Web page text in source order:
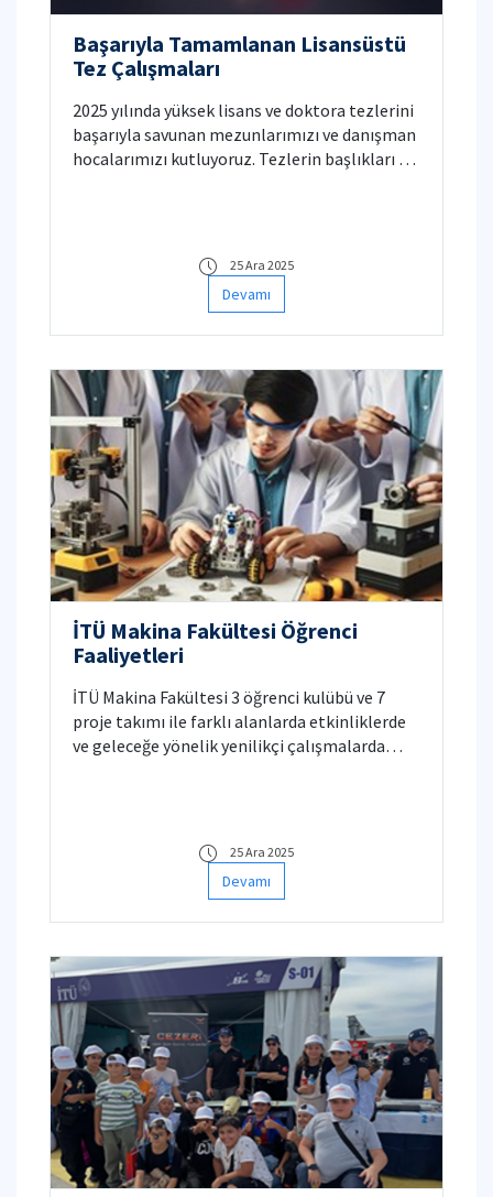
Başarıyla Tamamlanan Lisansüstü
Tez Çalışmaları
2025 yılında yüksek lisans ve doktora tezlerini
başarıyla savunan mezunlarımızı ve danışman
hocalarımızı kutluyoruz. Tezlerin başlıkları ve
25 Ara 2025
Devamı
İTÜ Makina Fakültesi Öğrenci
Faaliyetleri
İTÜ Makina Fakültesi 3 öğrenci kulübü ve 7
proje takımı ile farklı alanlarda etkinliklerde
ve geleceğe yönelik yenilikçi çalışmalarda
temsil etmektedirler.25 Ara 2025
Devamı